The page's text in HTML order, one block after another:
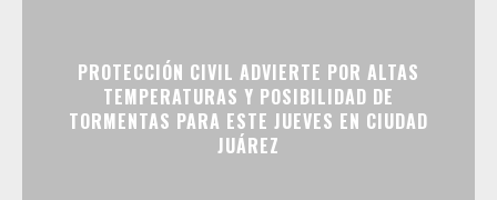
PROTECCIÓN CIVIL ADVIERTE POR ALTAS
TEMPERATURAS Y POSIBILIDAD DE
TORMENTAS PARA ESTE JUEVES EN CIUDAD
JUÁREZ